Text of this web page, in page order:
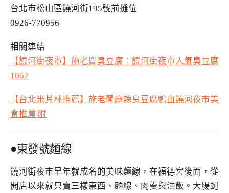
台北市松山區饒河街195號前攤位
0926-770956
相關連結
【饒河街夜市】施老闆臭豆腐：饒河街夜市人氣臭豆腐
1067
【台北米其林推薦】施老闆麻辣臭豆腐鴨血饒河夜市美
食推薦|附
●東發號麵線
饒河街夜市早年就成名的美味麵線，在福德宮後面，從
開店以來就只賣三樣東西、麵線、肉羹與油飯。大腸蚵